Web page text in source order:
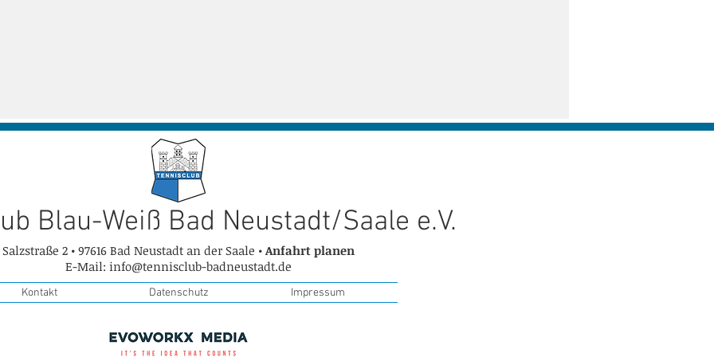
🎾 Courtbooking jetzt auch für
unsere Freiplätze! 🎾
Blau-Weiß Bad Neustadt/Saale e.V.
Salzstraße 2 • 97616 Bad Neustadt an der Saale • Anfahrt planen
E-Mail: info@tennisclub-badneustadt.de
Impressum
Kontakt Datenschutz